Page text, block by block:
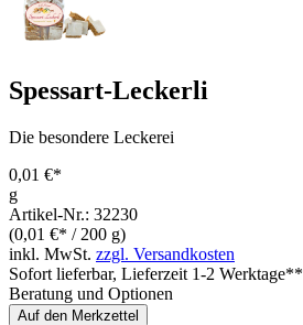
Spessart-Leckerli
Die besondere Leckerei
0,01 €*
g
Artikel-Nr.: 32230
(0,01 €* / 200 g)
inkl. MwSt. zzgl. Versandkosten
Sofort lieferbar, Lieferzeit 1-2 Werktage**
Beratung und Optionen
Auf den Merkzettel